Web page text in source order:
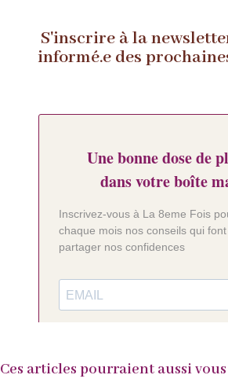
S'inscrire à la
informé.e des
Ces articles pourraient aussi